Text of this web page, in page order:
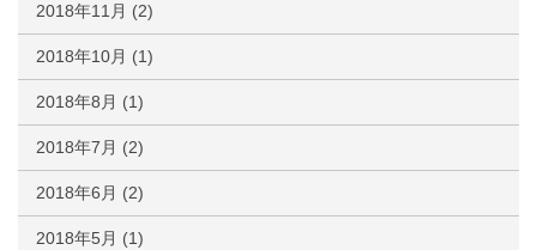
2018年11月 (2)
2018年10月 (1)
2018年8月 (1)
2018年7月 (2)
2018年6月 (2)
2018年5月 (1)